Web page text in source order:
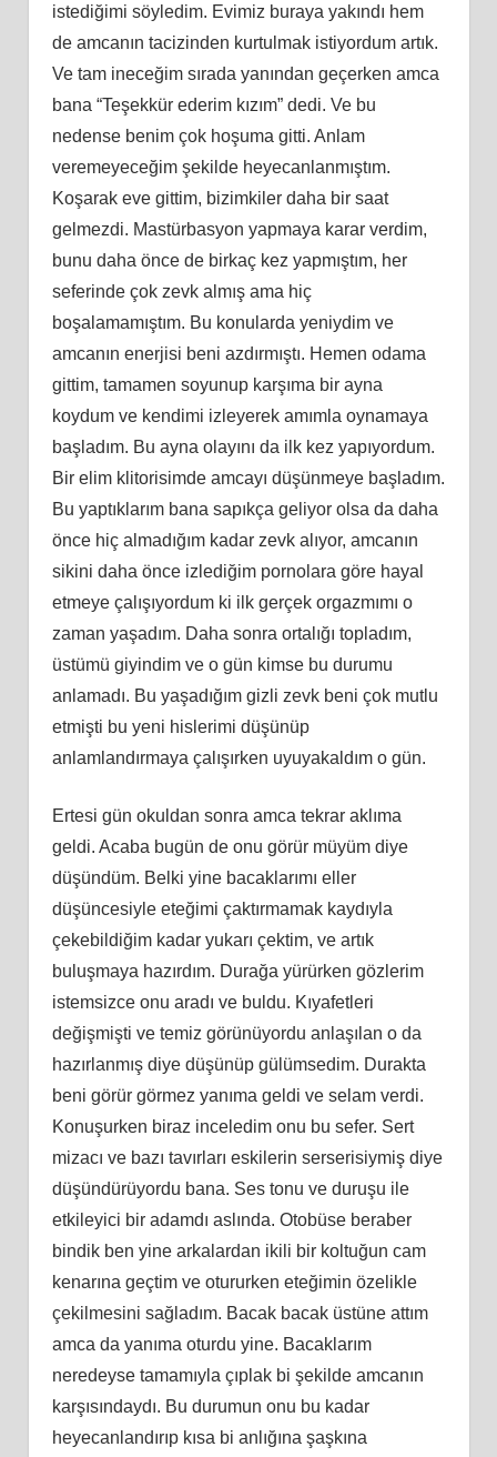
istediğimi söyledim. Evimiz buraya yakındı hem
de amcanın tacizinden kurtulmak istiyordum artık.
Ve tam ineceğim sırada yanından geçerken amca
bana “Teşekkür ederim kızım” dedi. Ve bu
nedense benim çok hoşuma gitti. Anlam
veremeyeceğim şekilde heyecanlanmıştım.
Koşarak eve gittim, bizimkiler daha bir saat
gelmezdi. Mastürbasyon yapmaya karar verdim,
bunu daha önce de birkaç kez yapmıştım, her
seferinde çok zevk almış ama hiç
boşalamamıştım. Bu konularda yeniydim ve
amcanın enerjisi beni azdırmıştı. Hemen odama
gittim, tamamen soyunup karşıma bir ayna
koydum ve kendimi izleyerek amımla oynamaya
başladım. Bu ayna olayını da ilk kez yapıyordum.
Bir elim klitorisimde amcayı düşünmeye başladım.
Bu yaptıklarım bana sapıkça geliyor olsa da daha
önce hiç almadığım kadar zevk alıyor, amcanın
sikini daha önce izlediğim pornolara göre hayal
etmeye çalışıyordum ki ilk gerçek orgazmımı o
zaman yaşadım. Daha sonra ortalığı topladım,
üstümü giyindim ve o gün kimse bu durumu
anlamadı. Bu yaşadığım gizli zevk beni çok mutlu
etmişti bu yeni hislerimi düşünüp
anlamlandırmaya çalışırken uyuyakaldım o gün.
Ertesi gün okuldan sonra amca tekrar aklıma
geldi. Acaba bugün de onu görür müyüm diye
düşündüm. Belki yine bacaklarımı eller
düşüncesiyle eteğimi çaktırmamak kaydıyla
çekebildiğim kadar yukarı çektim, ve artık
buluşmaya hazırdım. Durağa yürürken gözlerim
istemsizce onu aradı ve buldu. Kıyafetleri
değişmişti ve temiz görünüyordu anlaşılan o da
hazırlanmış diye düşünüp gülümsedim. Durakta
beni görür görmez yanıma geldi ve selam verdi.
Konuşurken biraz inceledim onu bu sefer. Sert
mizacı ve bazı tavırları eskilerin serserisiymiş diye
düşündürüyordu bana. Ses tonu ve duruşu ile
etkileyici bir adamdı aslında. Otobüse beraber
bindik ben yine arkalardan ikili bir koltuğun cam
kenarına geçtim ve otururken eteğimin özelikle
çekilmesini sağladım. Bacak bacak üstüne attım
amca da yanıma oturdu yine. Bacaklarım
neredeyse tamamıyla çıplak bi şekilde amcanın
karşısındaydı. Bu durumun onu bu kadar
heyecanlandırıp kısa bi anlığına şaşkına